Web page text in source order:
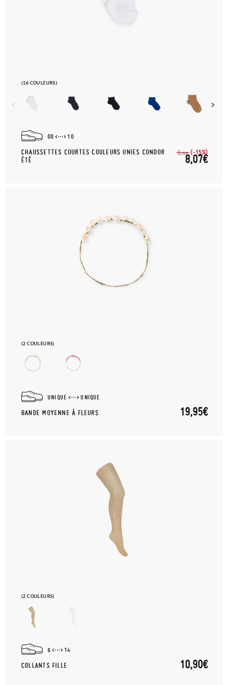
(16 COULEURS)
00 10
CHAUSSETTES COURTES COULEURS UNIES CONDOR
ÉTÉ
9,50€ (-15%)
8,07€
(2 COULEURS)
UNIQUE UNIQUE
BANDE MOYENNE À FLEURS 19,95€
(2 COULEURS)
6 14
COLLANTS FILLE 10,90€